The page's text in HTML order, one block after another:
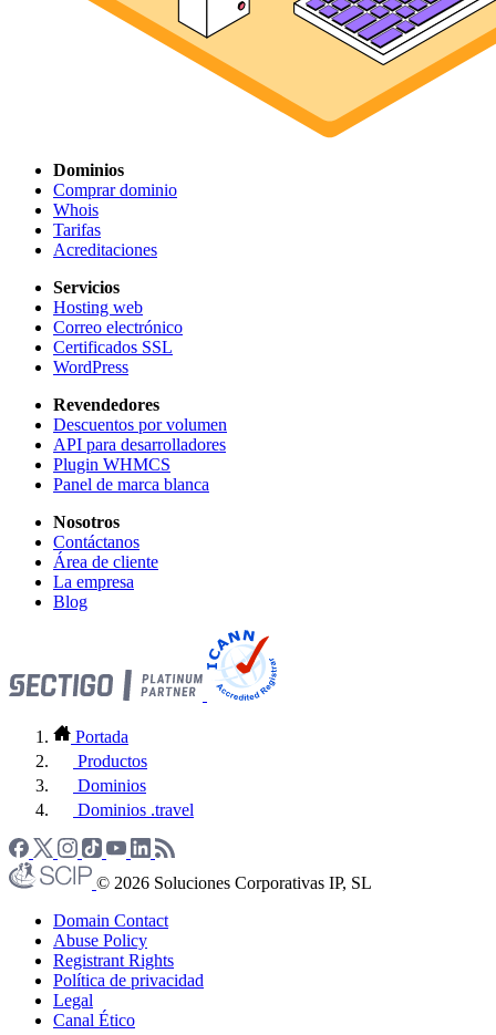
Dominios
Comprar dominio
Whois
Tarifas
Acreditaciones
Servicios
Hosting web
Correo electrónico
Certificados SSL
WordPress
Revendedores
Descuentos por volumen
API para desarrolladores
Plugin WHMCS
Panel de marca blanca
Nosotros
Contáctanos
Área de cliente
La empresa
Blog
Portada
Productos
Dominios
Dominios .travel
© 2026 Soluciones Corporativas IP, SL
Domain Contact
Abuse Policy
Registrant Rights
Política de privacidad
Legal
Canal Ético